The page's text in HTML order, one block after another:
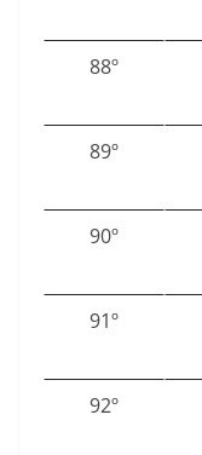
88º
89º
90º
91º
92º